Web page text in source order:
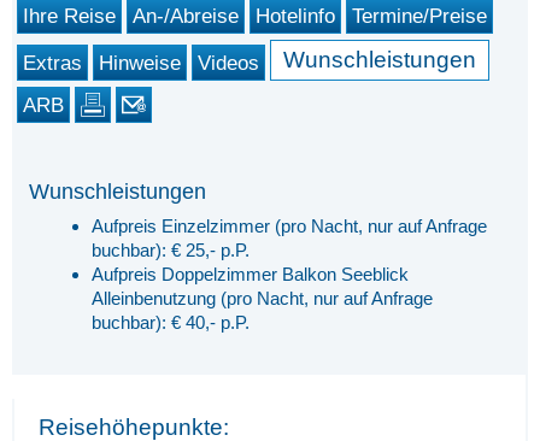
Ihre Reise An-/Abreise Hotelinfo
Termine/Preise
Extras
Hinweise Videos Wunschleistungen
ARB
Wunschleistungen
Aufpreis Einzelzimmer (pro Nacht, nur auf Anfrage
buchbar): € 25,- p.P.
Aufpreis Doppelzimmer Balkon Seeblick
Alleinbenutzung (pro Nacht, nur auf Anfrage
buchbar): € 40,- p.P.
Reisehöhepunkte: